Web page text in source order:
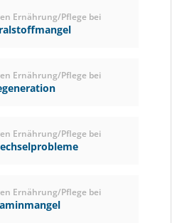
Ernährung/Pflege bei
Ernährung/Pflege bei
Ernährung/Pflege bei
Ernährung/Pflege bei